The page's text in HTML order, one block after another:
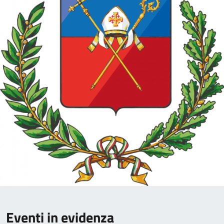
Eventi in evidenza